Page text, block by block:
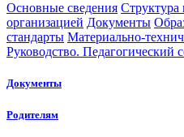
Основные сведения Структура
организацией Документы
стандарты Материально-
Руководство. Педагогический
Документы
Родителям